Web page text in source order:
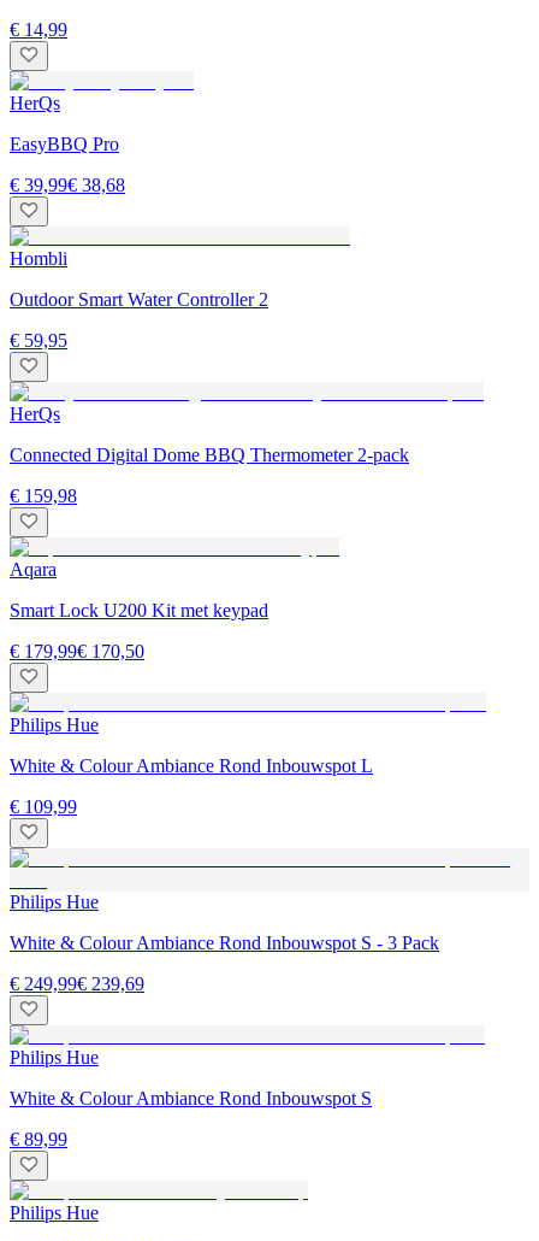
€ 14,99
HerQs
EasyBBQ Pro
€ 39,99€ 38,68
Hombli
Outdoor Smart Water Controller 2
€ 59,95
HerQs
Connected Digital Dome BBQ Thermometer 2-pack
€ 159,98
Aqara
Smart Lock U200 Kit met keypad
€ 179,99€ 170,50
Philips Hue
White & Colour Ambiance Rond Inbouwspot L
€ 109,99
Philips Hue
White & Colour Ambiance Rond Inbouwspot S - 3 Pack
€ 249,99€ 239,69
Philips Hue
White & Colour Ambiance Rond Inbouwspot S
€ 89,99
Philips Hue